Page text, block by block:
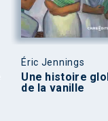
Éric Jennings
Une histoire
de la vanille